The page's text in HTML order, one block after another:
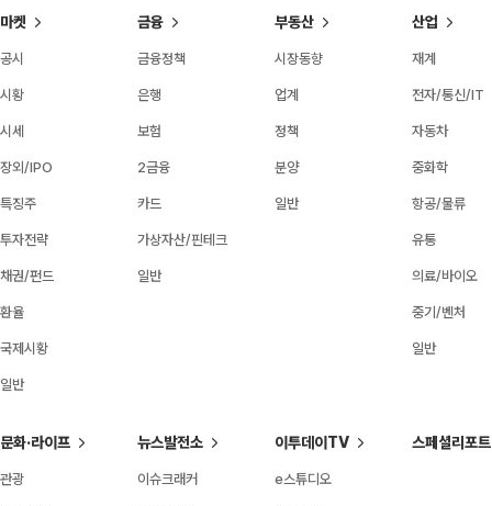
마켓
공시
시황
시세
장외/IPO
특징주
투자전략
채권/펀드
환율
국제시황
일반
금융
금융정책
은행
보험
2금융
카드
가상자산/핀테크
일반
부동산
시장동향
업계
정책
분양
일반
산업
재계
전자/통신/IT
자동차
중화학
항공/물류
유통
의료/바이오
중기/벤처
일반
문화·라이프
관광
뉴스발전소
이슈크래커
이투데이TV
e스튜디오
스페셜리포트